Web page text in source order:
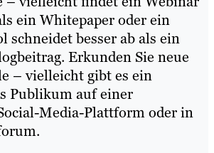
ein Whitepaper oder ein
schneidet besser ab als ein
Erkunden Sie neue
– vielleicht gibt es ein
Publikum auf einer
Media-Plattform oder in